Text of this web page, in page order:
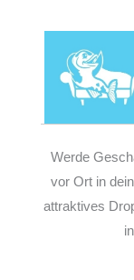
Werde
vor Ort in
attraktives